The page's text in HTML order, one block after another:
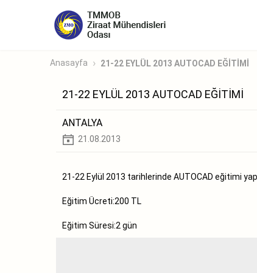
Anasayfa 21-22 EYLÜL 2013 AUTOCAD EĞİTİMİ
21-22 EYLÜL 2013 AUTOCAD EĞİTİMİ
ANTALYA
21.08.2013
21-22 Eylül 2013 tarihlerinde AUTOCAD eğitimi
Eğitim Ücreti:200 TL
Eğitim Süresi:2 gün